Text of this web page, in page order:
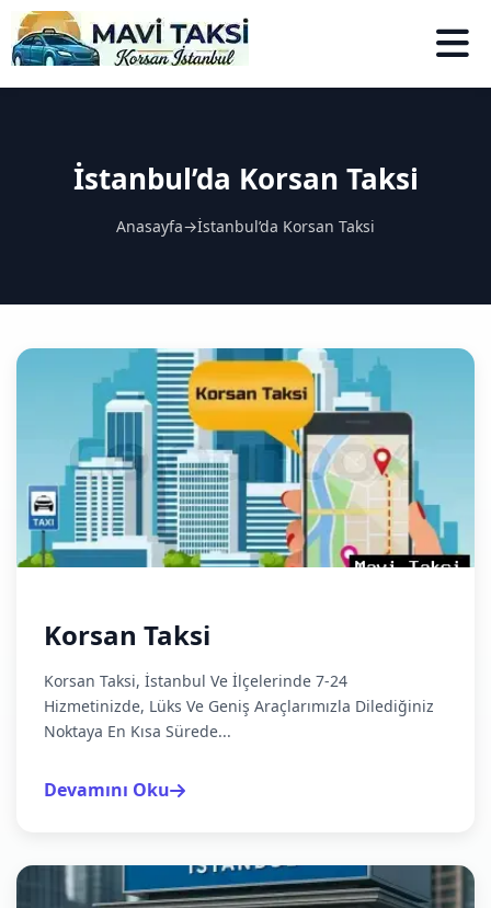
İstanbul’da Korsan Taksi
Anasayfa→İstanbul’da Korsan Taksi
Korsan Taksi
Korsan Taksi, İstanbul Ve İlçelerinde 7-24
Hizmetinizde, Lüks Ve Geniş Araçlarımızla Dilediğiniz
Noktaya En Kısa Sürede...
Devamını Oku